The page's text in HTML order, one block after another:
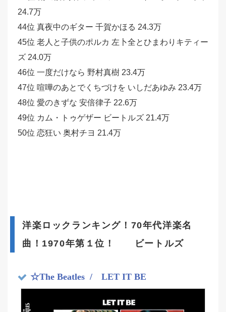
24.7万
44位 真夜中のギター 千賀かほる 24.3万
45位 老人と子供のポルカ 左卜全とひまわりキティー
ズ 24.0万
46位 一度だけなら 野村真樹 23.4万
47位 喧嘩のあとでくちづけを いしだあゆみ 23.4万
48位 愛のきずな 安倍律子 22.6万
49位 カム・トゥゲザー ビートルズ 21.4万
50位 恋狂い 奥村チヨ 21.4万
洋楽ロックランキング！70年代洋楽名
曲！1970年第１位！ ビートルズ
☆The Beatles / LET IT BE